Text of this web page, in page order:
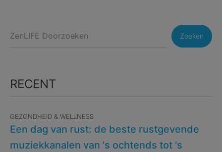
Zoeken
RECENT
GEZONDHEID & WELLNESS
Een dag van rust: de beste rustgevende
muziekkanalen van 's ochtends tot 's